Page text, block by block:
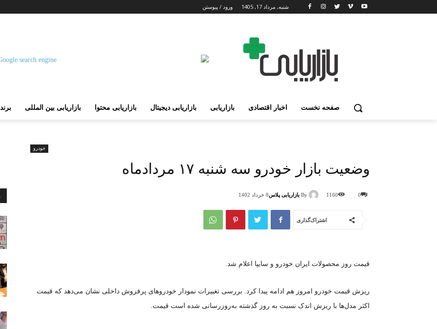
شنبه, مرداد 17, 1405 ورود / پیوستن
صفحه نخست اخبار اقتصادی بازاریابی بازاریابی دیجیتال بازاریابی محتوا بازاریابی بین المللی
خودرو
وضعیت بازار خودرو سه شنبه ۱۷ مردادماه
By بازاریابی پلاس8 خرداد 1402 0
1160
اشتراک‌گذاری
قیمت روز محصولات ایران خودرو و سایپا اعلام شد.
ریزش قیمت خودرو امروز هم ادامه پیدا کرد. بررسی تغییرات نمودار خودروهای پرفروش داخلی نشان می‌دهد که قیمت
اکثر مدل‌ها با ریزش اندک نسبت به روز گذشته به‌روزرسانی شده است قیمت.